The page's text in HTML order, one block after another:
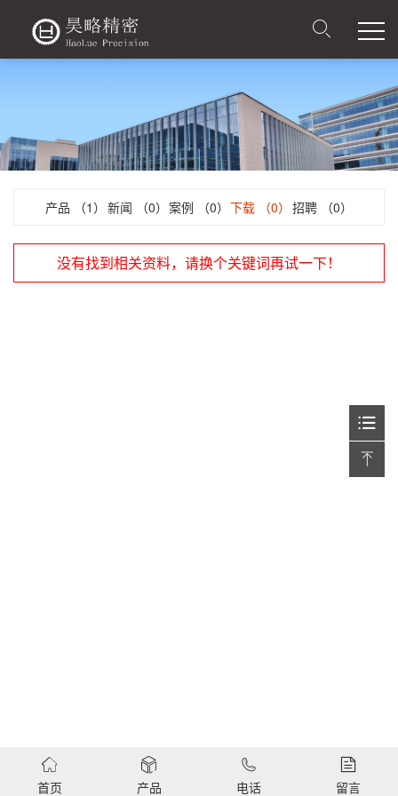
产品 （1） 新闻 （0） 案例 （0） 下载 （0） 招聘 （0）
没有找到相关资料，请换个关键词再试一下！
首页 产品 电话 留言